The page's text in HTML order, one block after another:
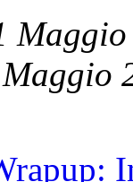
Maggio